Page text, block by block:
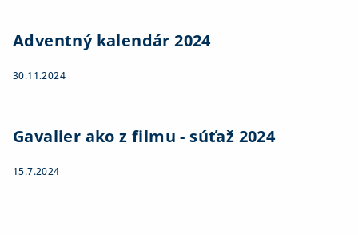
Adventný kalendár 2024
30.11.2024
Gavalier ako z filmu - súťaž 2024
15.7.2024